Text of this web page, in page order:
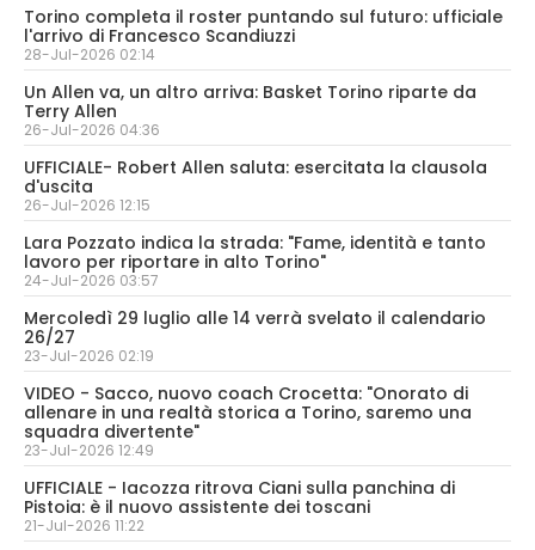
Torino completa il roster puntando sul futuro: ufficiale
l'arrivo di Francesco Scandiuzzi
28-Jul-2026 02:14
Un Allen va, un altro arriva: Basket Torino riparte da
Terry Allen
26-Jul-2026 04:36
UFFICIALE- Robert Allen saluta: esercitata la clausola
d'uscita
26-Jul-2026 12:15
Lara Pozzato indica la strada: "Fame, identità e tanto
lavoro per riportare in alto Torino"
24-Jul-2026 03:57
Mercoledì 29 luglio alle 14 verrà svelato il calendario
26/27
23-Jul-2026 02:19
VIDEO - Sacco, nuovo coach Crocetta: "Onorato di
allenare in una realtà storica a Torino, saremo una
squadra divertente"
23-Jul-2026 12:49
UFFICIALE - Iacozza ritrova Ciani sulla panchina di
Pistoia: è il nuovo assistente dei toscani
21-Jul-2026 11:22